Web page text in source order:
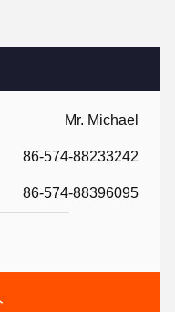
Mr. Michael
86-574-88233242
86-574-88396095